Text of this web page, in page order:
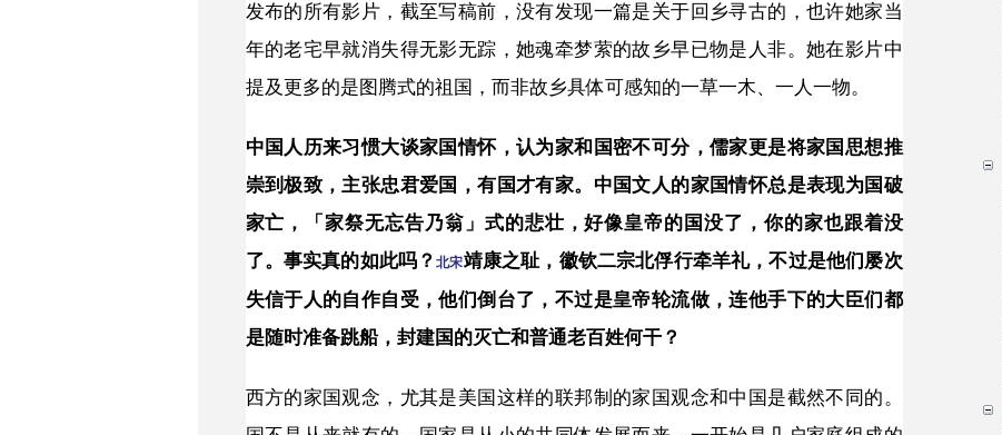
发布的所有影片，截至写稿前，没有发现一篇是关于回乡寻古的，也许她家当
年的老宅早就消失得无影无踪，她魂牵梦萦的故乡早已物是人非。她在影片中
提及更多的是图腾式的祖国，而非故乡具体可感知的一草一木、一人一物。
中国人历来习惯大谈家国情怀，认为家和国密不可分，儒家更是将家国思想推
崇到极致，主张忠君爱国，有国才有家。中国文人的家国情怀总是表现为国破
家亡，「家祭无忘告乃翁」式的悲壮，好像皇帝的国没了，你的家也跟着没
了。事实真的如此吗？北宋靖康之耻，徽钦二宗北俘行牵羊礼，不过是他们屡次
失信于人的自作自受，他们倒台了，不过是皇帝轮流做，连他手下的大臣们都
是随时准备跳船，封建国的灭亡和普通老百姓何干？
西方的家国观念，尤其是美国这样的联邦制的家国观念和中国是截然不同的。